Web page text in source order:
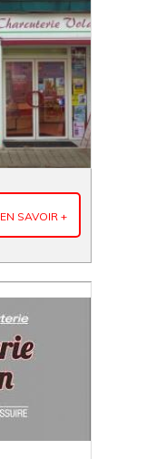
EN SAVOIR +